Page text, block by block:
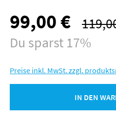
Verkaufspreis:
99,00 € Regulärer Preis:
Du sparst 17%
Preise inkl. MwSt. zzgl.
IN DEN